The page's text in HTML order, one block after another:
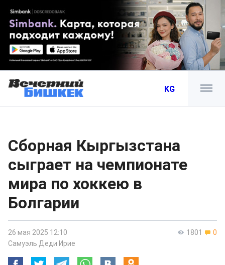
KG
Сборная Кыргызстана
сыграет на чемпионате
мира по хоккею в
Болгарии
1801 0
26 мая 2025 12:10
Самуэль Деди Ирие